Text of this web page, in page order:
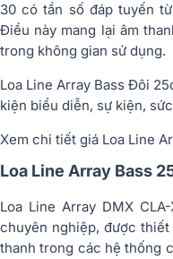
30 có tần số đáp tuyến
Điều này mang lại âm
trong không gian sử dụng.
Loa Line Array Bass Đôi
kiện biểu diễn, sự kiện,
Xem chi tiết giá Loa Line
Loa Line Array Bass
Loa Line Array DMX
chuyên nghiệp, được
thanh trong các hệ thống